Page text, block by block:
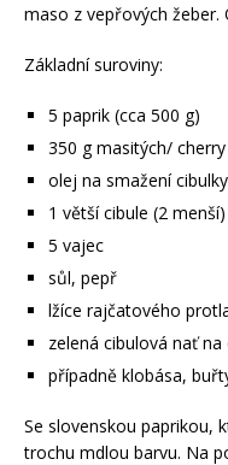
maso z vepřových žeber.
Základní suroviny:
5 paprik (cca 500 g)
350 g masitých/
olej na smažení cibulky
1 větší cibule (2 menší)
5 vajec
sůl, pepř
lžíce rajčatového
zelená cibulová nať
případně klobása,
Se slovenskou paprikou,
trochu mdlou barvu. Na